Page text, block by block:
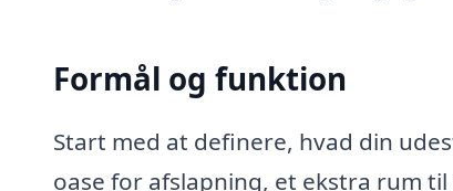
Formål og funktion
Start med at definere, hvad din
oase for afslapning, et ekstra rum